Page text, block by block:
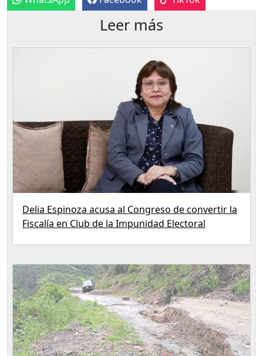
Leer más
Delia Espinoza acusa al Congreso de convertir la
Fiscalía en Club de la Impunidad Electoral